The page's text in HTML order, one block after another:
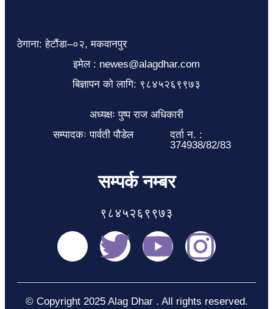
ठेगाना: हेटौंडा–०२, मकवानपुर
इमेल : newes@alagdhar.com
बिज्ञापन को लागि: ९८४५२६९९७३
अध्यक्षः पुष्प राज अधिकारी
सम्पादकः पार्वती पौडेल
दर्ता न. :
374938/82/83
सम्पर्क नम्बर
९८४५२६९९७३
© Copyright 2025 Alag Dhar . All rights reserved.